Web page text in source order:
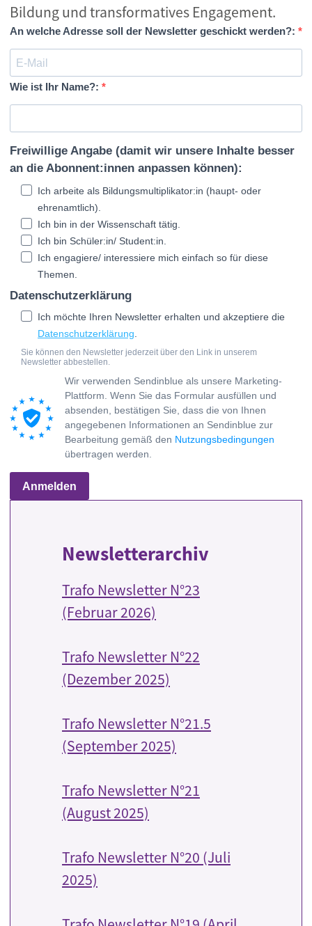
Bildung und transformatives Engagement.
An welche Adresse soll der Newsletter geschickt werden?:
Wie ist Ihr Name?:
Freiwillige Angabe (damit wir unsere Inhalte besser
an die Abonnent:innen anpassen können):
Ich arbeite als Bildungsmultiplikator:in (haupt- oder
ehrenamtlich).
Ich bin in der Wissenschaft tätig.
Ich bin Schüler:in/ Student:in.
Ich engagiere/ interessiere mich einfach so für diese
Themen.
Datenschutzerklärung
Ich möchte Ihren Newsletter erhalten und akzeptiere die
Datenschutzerklärung
Sie können den Newsletter jederzeit über den Link in unserem
Newsletter abbestellen.
Wir verwenden Sendinblue als unsere Marketing-
Plattform. Wenn Sie das Formular ausfüllen und
absenden, bestätigen Sie, dass die von Ihnen
angegebenen Informationen an Sendinblue zur
Bearbeitung gemäß den Nutzungsbedingungen
übertragen werden.
Anmelden
Newsletterarchiv
Trafo Newsletter N°23
(Februar 2026)
Trafo Newsletter N°22
(Dezember 2025)
Trafo Newsletter N°21.5
(September 2025)
Trafo Newsletter N°21
(August 2025)
Trafo Newsletter N°20 (Juli
2025)